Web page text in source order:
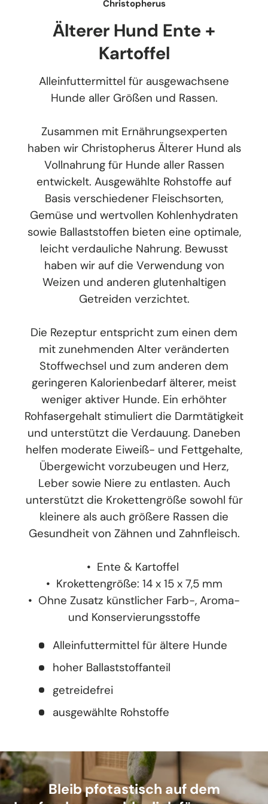
Christopherus
Älterer Hund Ente +
Kartoffel
Alleinfuttermittel für ausgewachsene
Hunde aller Größen und Rassen.
Zusammen mit Ernährungsexperten
haben wir Christopherus Älterer Hund als
Vollnahrung für Hunde aller Rassen
entwickelt. Ausgewählte Rohstoffe auf
Basis verschiedener Fleischsorten,
Gemüse und wertvollen Kohlenhydraten
sowie Ballaststoffen bieten eine optimale,
leicht verdauliche Nahrung. Bewusst
haben wir auf die Verwendung von
Weizen und anderen glutenhaltigen
Getreiden verzichtet.
Die Rezeptur entspricht zum einen dem
mit zunehmenden Alter veränderten
Stoffwechsel und zum anderen dem
geringeren Kalorienbedarf älterer, meist
weniger aktiver Hunde. Ein erhöhter
Rohfasergehalt stimuliert die Darmtätigkeit
und unterstützt die Verdauung. Daneben
helfen moderate Eiweiß- und Fettgehalte,
Übergewicht vorzubeugen und Herz,
Leber sowie Niere zu entlasten. Auch
unterstützt die Krokettengröße sowohl für
kleinere als auch größere Rassen die
Gesundheit von Zähnen und Zahnfleisch.
• Ente & Kartoffel
• Krokettengröße: 14 x 15 x 7,5 mm
• Ohne Zusatz künstlicher Farb-, Aroma-
und Konservierungsstoffe
Alleinfuttermittel für ältere Hunde
hoher Ballaststoffanteil
getreidefrei
ausgewählte Rohstoffe
Bleib pfotastisch auf dem